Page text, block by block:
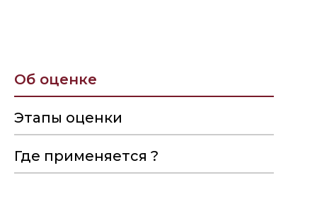
Об оценке
Этапы оценки
Где применяется ?